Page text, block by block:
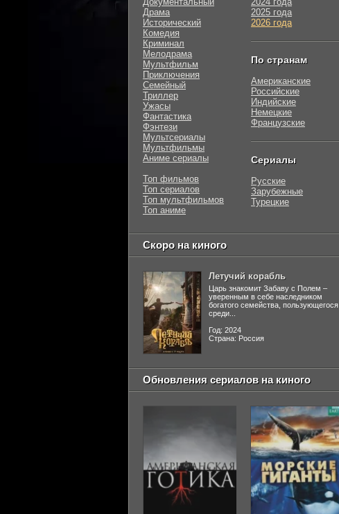
Драма
Исторический
Комедия
Криминал
Мелодрама
Мультфильм
Приключения
Семейный
Триллер
Ужасы
Фантастика
Фэнтези
Мультсериалы
Мультфильмы
Аниме сериалы
Топ фильмов
Топ сериалов
Топ мультфильмов
Топ аниме
2025 года
2026 года
По странам
Американские
Российские
Индийские
Немецкие
Французские
Сериалы
Русские
Зарубежные
Турецкие
Скоро на киного
Летучий корабль
Царь знакомит Забаву с Полем –
уверенным в себе наследником
богатого семейства, пользующегося
среди...
Год: 2024
Страна: Россия
Обновления сериалов на киного